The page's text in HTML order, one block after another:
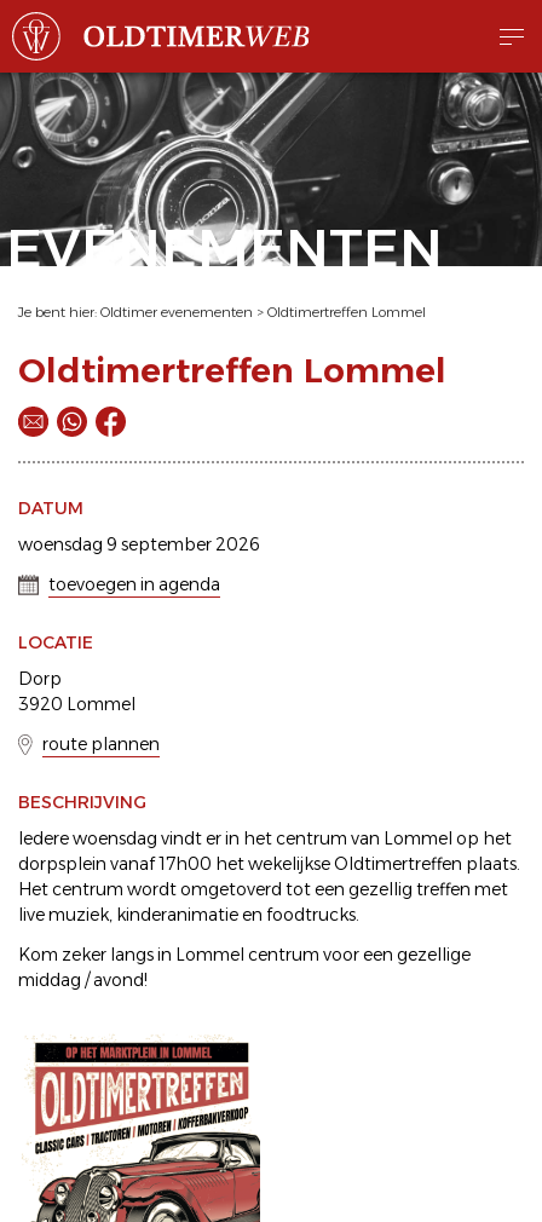
EVENEMENTEN
Je bent hier: Oldtimer evenementen > Oldtimertreffen Lommel
Oldtimertreffen Lommel
DATUM
woensdag 9 september 2026
toevoegen in agenda
LOCATIE
Dorp
3920 Lommel
route plannen
BESCHRIJVING
Iedere woensdag vindt er in het centrum van Lommel op het
dorpsplein vanaf 17h00 het wekelijkse Oldtimertreffen plaats.
Het centrum wordt omgetoverd tot een gezellig treffen met
live muziek, kinderanimatie en foodtrucks.
Kom zeker langs in Lommel centrum voor een gezellige
middag / avond!